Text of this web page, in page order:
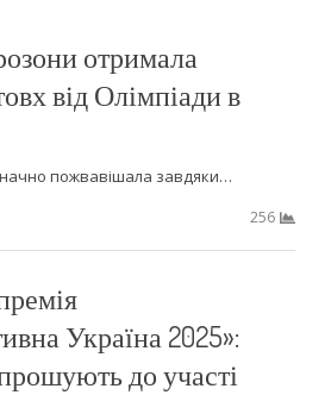
отримала
від Олімпіади в
пожвавішала завдяки…
256
Україна 2025»:
до участі